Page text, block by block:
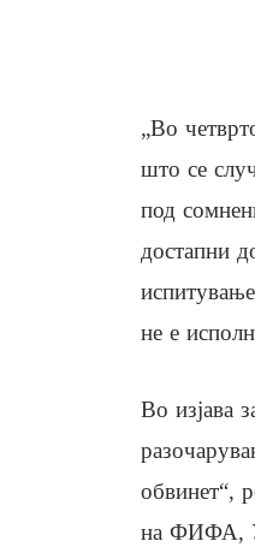
„Во
што се
под
достапни
не е
Во изјава
обвинет“,
на ФИФА,